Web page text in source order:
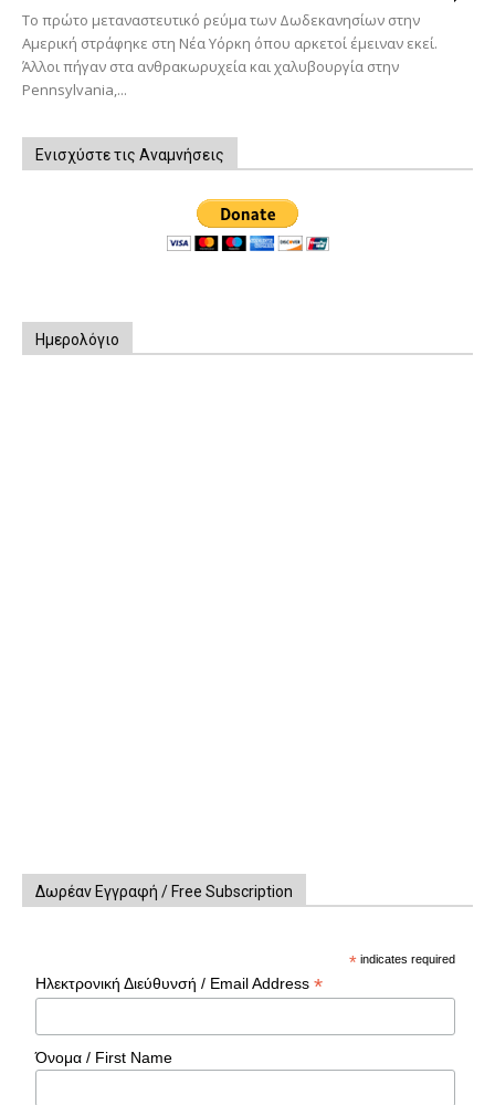
Το πρώτο μεταναστευτικό ρεύμα των Δωδεκανησίων στην
Αμερική στράφηκε στη Νέα Υόρκη όπου αρκετοί έμειναν εκεί.
Άλλοι πήγαν στα ανθρακωρυχεία και χαλυβουργία στην
Pennsylvania,...
Ενισχύστε τις Αναμνήσεις
Ημερολόγιο
Δωρέαν Εγγραφή / Free Subscription
* indicates required
Ηλεκτρονική Διεύθυνσή / Email Address*
Όνομα / First Name